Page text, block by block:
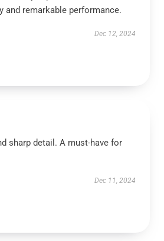
and remarkable performance.
Dec 12, 2024
sharp detail. A must-have for
Dec 11, 2024